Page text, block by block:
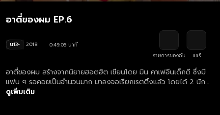
อาตี๋ของผม EP.6
น13+ 2018
0:49:05 นาที
รายการของฉัน
แชร์
อาตี๋ของผม สร้างจากนิยายฮอตฮิต เขียนโดย มิน คาเฟอีนเด็กดี ซึ่งมี
แฟน ๆ รอคอยเป็นจำนวนมาก มาลงจอเรียกเรตติ้งแล้ว โดยได้ 2 นัก
แสดงวัยรุ่นหน้าใหม่มาแรง แฟรงค์ และ เดรก ประชันบทเป็นครั้งแรก
ดูเพิ่มเติม